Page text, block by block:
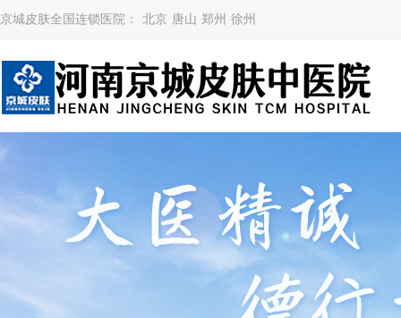
京城皮肤全国连锁医院： 北京 唐山 郑州 徐州